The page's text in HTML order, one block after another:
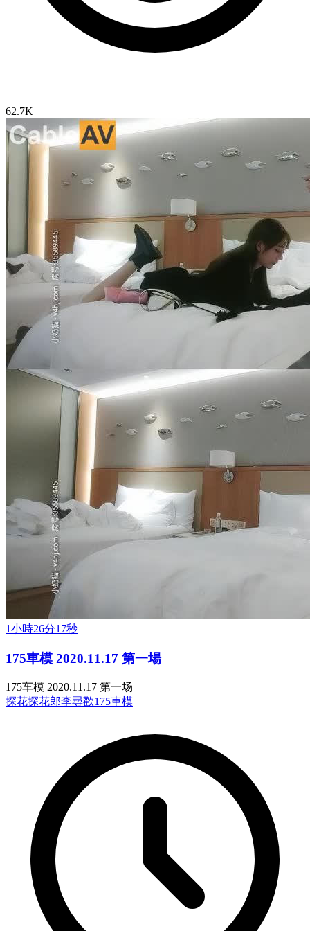
62.7K
1小時26分17秒
175車模 2020.11.17 第一場
175车模 2020.11.17 第一场
探花探花郎李尋歡175車模